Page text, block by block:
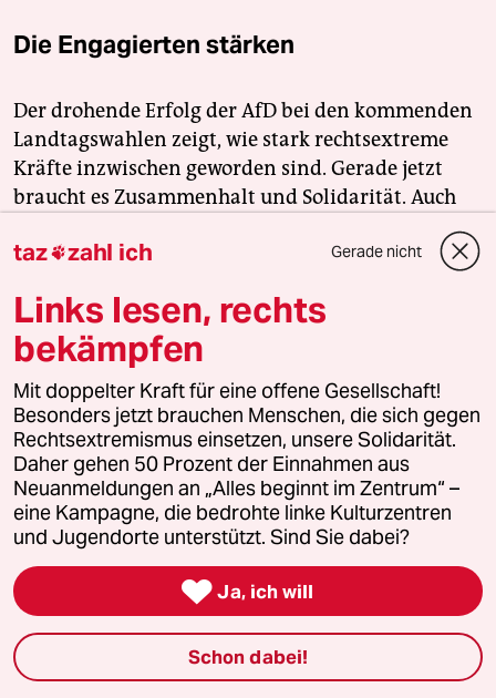
Die Engagierten stärken
Der drohende Erfolg der AfD bei den kommenden
Landtagswahlen zeigt, wie stark rechtsextreme
Kräfte inzwischen geworden sind. Gerade jetzt
braucht es Zusammenhalt und Solidarität. Auch
und vor allem mit den Menschen, die sich vor Ort
für eine starke Zivilgesellschaft einsetzen. Die taz
Zentrum". Die Kampagne unterstützt bundesweit
linke, selbstverwaltete Orte und baut einen
solidarischen Fonds für deren Schutz und Erhalt
auf. Eine offene Gesellschaft braucht guten, frei
zugänglichen Journalismus – und
zivilgesellschaftliches Engagement. Finden Sie
auch? Dann machen Sie mit und unterstützen Sie
unsere Aktion.
Jetzt unterstützen
Themen
taz zahl ich Gerade nicht
Links lesen, rechts
bekämpfen
Mit doppelter Kraft für eine offene Gesellschaft!
Besonders jetzt brauchen Menschen, die sich gegen
Rechtsextremismus einsetzen, unsere Solidarität.
Daher gehen 50 Prozent der Einnahmen aus
Neuanmeldungen an „Alles beginnt im Zentrum“ –
eine Kampagne, die bedrohte linke Kulturzentren
und Jugendorte unterstützt. Sind Sie dabei?
 Ja, ich will
Schon dabei!